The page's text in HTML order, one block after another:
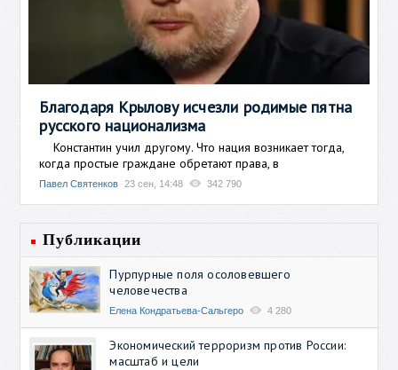
Благодаря Крылову исчезли родимые пятна
русского национализма
Константин учил другому. Что нация возникает тогда,
когда простые граждане обретают права, в
Павел Святенков 23 сен, 14:48 342 790
Публикации
Пурпурные поля осоловевшего
человечества
Елена Кондратьева-Сальгеро 4 280
Экономический терроризм против России:
масштаб и цели